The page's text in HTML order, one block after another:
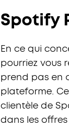
Spotify
En ce qui
pourriez vous
prend pas en
plateforme.
clientèle de
dans les